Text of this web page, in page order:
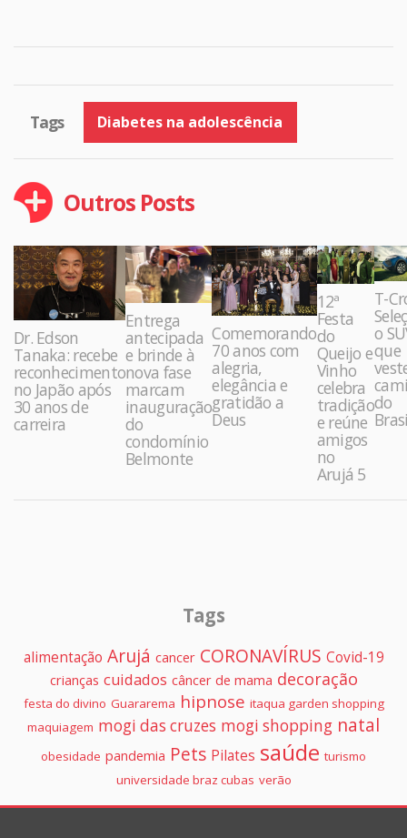
Tags Diabetes na adolescência
Outros Posts
Dr. Edson
Tanaka: recebe
reconhecimento
no Japão após
30 anos de
carreira
Entrega
antecipada
e brinde à
nova fase
marcam
inauguração
do
condomínio
Belmonte
Comemorando
70 anos com
alegria,
elegância e
gratidão a
Deus
12ª
Festa
do
Queijo e
Vinho
celebra
tradição
e reúne
amigos
no
Arujá 5
T-
o
que
do
Tags
alimentação Arujá cancer CORONAVÍRUS Covid-19
crianças cuidados câncer de mama decoração
festa do divino Guararema hipnose itaqua garden shopping
maquiagem mogi das cruzes mogi shopping natal
obesidade pandemia Pets Pilates saúde turismo
universidade braz cubas verão